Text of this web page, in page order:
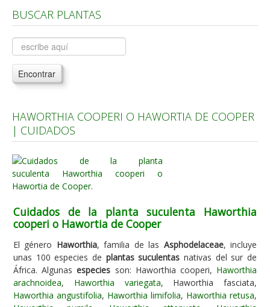
Árboles, Cicas y Palmeras de la G a la Z
Plantas Anuales y Perennes
Plantas Bulbosas y Acuáticas
Plantas de Interior
Plantas Aromáticas y de Huerto
Plantas Carnívoras y Orquídeas
Consejos
Hemisferio Norte
Hemisferio Sur
Enfermedades
Animales
Hongos
Carencias
BUSCAR PLANTAS
Encontrar
HAWORTHIA COOPERI O HAWORTIA DE COOPER
| CUIDADOS
Cuidados de la planta suculenta Haworthia
cooperi o Hawortia de Cooper
El género Haworthia, familia de las Asphodelaceae, incluye
unas 100 especies de plantas suculentas nativas del sur de
África. Algunasespecies son: Haworthia cooperi, Haworthia
arachnoidea, Haworthia variegata, Haworthia fasciata,
Haworthia angustifolia, Haworthia limifolia, Haworthia retusa,